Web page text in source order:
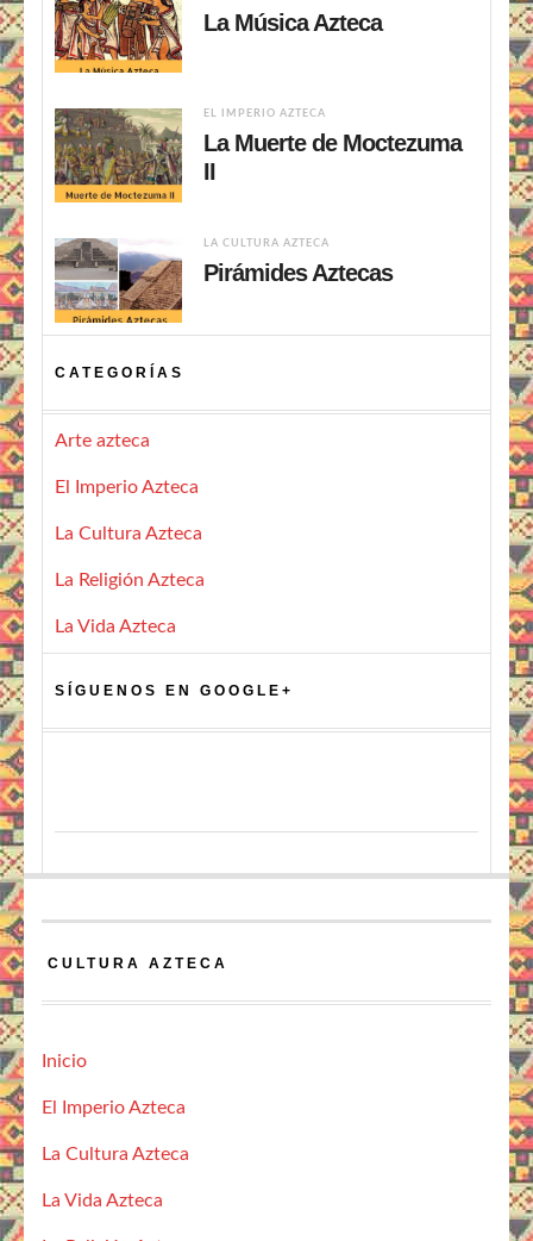
La Música Azteca
EL IMPERIO AZTECA
La Muerte de Moctezuma
II
LA CULTURA AZTECA
Pirámides Aztecas
CATEGORÍAS
Arte azteca
El Imperio Azteca
La Cultura Azteca
La Religión Azteca
La Vida Azteca
SÍGUENOS EN GOOGLE+
CULTURA AZTECA
Inicio
El Imperio Azteca
La Cultura Azteca
La Vida Azteca